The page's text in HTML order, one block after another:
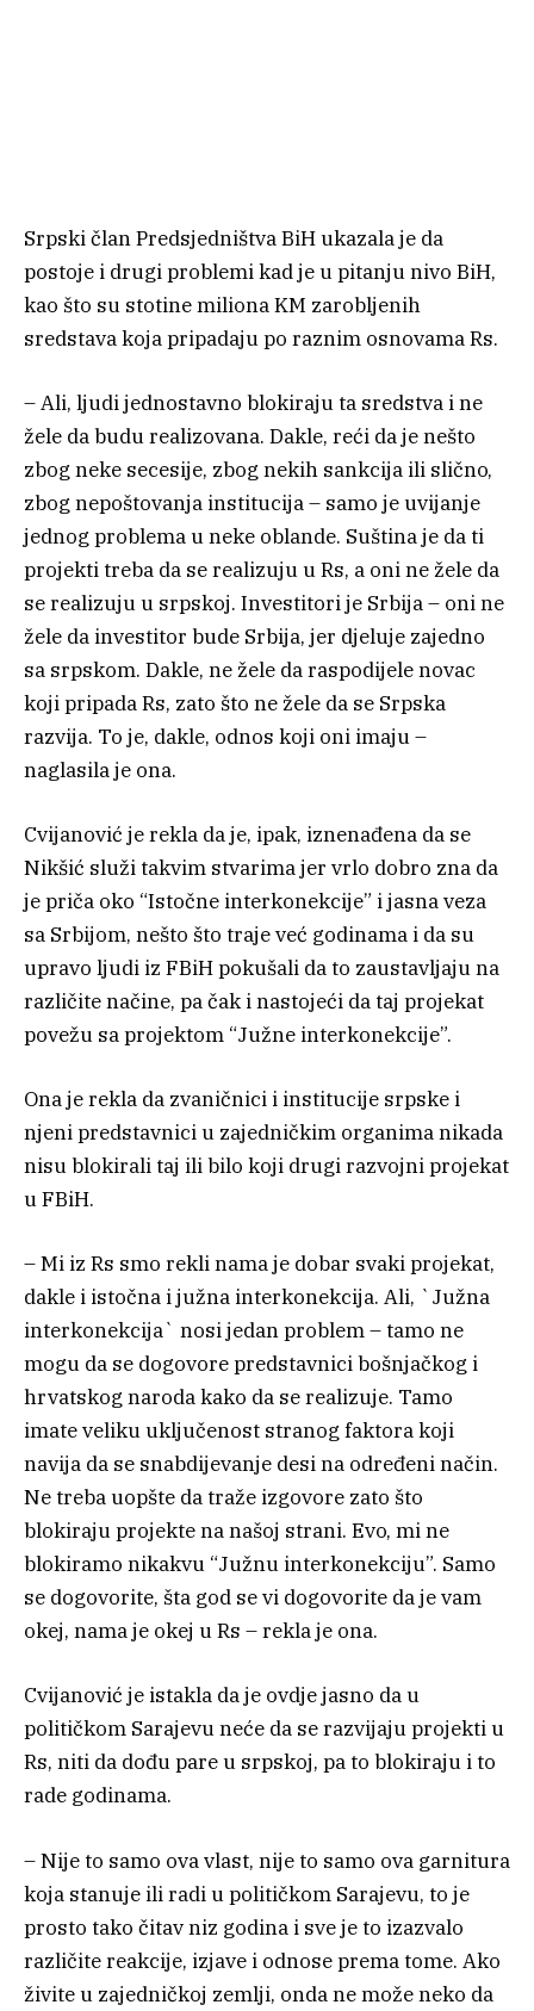
Srpski član Predsjedništva BiH ukazala je da
postoje i drugi problemi kad je u pitanju nivo BiH,
kao što su stotine miliona KM zarobljenih
sredstava koja pripadaju po raznim osnovama Rs.
– Ali, ljudi jednostavno blokiraju ta sredstva i ne
žele da budu realizovana. Dakle, reći da je nešto
zbog neke secesije, zbog nekih sankcija ili slično,
zbog nepoštovanja institucija – samo je uvijanje
jednog problema u neke oblande. Suština je da ti
projekti treba da se realizuju u Rs, a oni ne žele da
se realizuju u srpskoj. Investitori je Srbija – oni ne
žele da investitor bude Srbija, jer djeluje zajedno
sa srpskom. Dakle, ne žele da raspodijele novac
koji pripada Rs, zato što ne žele da se Srpska
razvija. To je, dakle, odnos koji oni imaju –
naglasila je ona.
Cvijanović je rekla da je, ipak, iznenađena da se
Nikšić služi takvim stvarima jer vrlo dobro zna da
je priča oko “Istočne interkonekcije” i jasna veza
sa Srbijom, nešto što traje već godinama i da su
upravo ljudi iz FBiH pokušali da to zaustavljaju na
različite načine, pa čak i nastojeći da taj projekat
povežu sa projektom “Јužne interkonekcije”.
Ona je rekla da zvaničnici i institucije srpske i
njeni predstavnici u zajedničkim organima nikada
nisu blokirali taj ili bilo koji drugi razvojni projekat
u FBiH.
– Mi iz Rs smo rekli nama je dobar svaki projekat,
dakle i istočna i južna interkonekcija. Ali, `Јužna
interkonekcija` nosi jedan problem – tamo ne
mogu da se dogovore predstavnici bošnjačkog i
hrvatskog naroda kako da se realizuje. Tamo
imate veliku uključenost stranog faktora koji
navija da se snabdijevanje desi na određeni način.
Ne treba uopšte da traže izgovore zato što
blokiraju projekte na našoj strani. Evo, mi ne
blokiramo nikakvu “Јužnu interkonekciju”. Samo
se dogovorite, šta god se vi dogovorite da je vam
okej, nama je okej u Rs – rekla je ona.
Cvijanović je istakla da je ovdje jasno da u
političkom Sarajevu neće da se razvijaju projekti u
Rs, niti da dođu pare u srpskoj, pa to blokiraju i to
rade godinama.
– Nije to samo ova vlast, nije to samo ova garnitura
koja stanuje ili radi u političkom Sarajevu, to je
prosto tako čitav niz godina i sve je to izazvalo
različite reakcije, izjave i odnose prema tome. Ako
živite u zajedničkoj zemlji, onda ne može neko da